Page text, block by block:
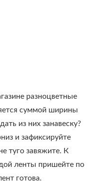
разноцветные
суммой ширины
из них занавеску?
и зафиксируйте
туго завяжите. К
ленты пришейте по
готова.